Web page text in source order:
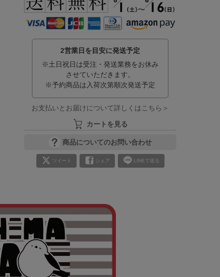
2営業日を目安に発送予定
※土日祝日は受注・発送業務をお休み
させていただきます。
※予約商品は入荷次第順次発送予定
お支払いとお届けについて詳しくはこちら＞
カートを見る
商品についてのお問い合わせ
ツイート シェア LINEで送る